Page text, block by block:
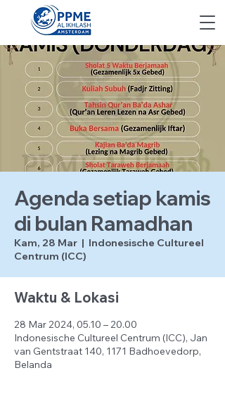
Agenda setiap kamis
di bulan Ramadhan
Kam, 28 Mar
  |
Indonesische Cultureel
Centrum (ICC)
Waktu & Lokasi
28 Mar 2024, 05.10 – 20.00
Indonesische Cultureel Centrum (ICC), Jan
van Gentstraat 140, 1171 Badhoevedorp,
Belanda